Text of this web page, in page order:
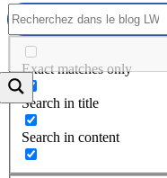
Exact matches only
Search in title
Search in content